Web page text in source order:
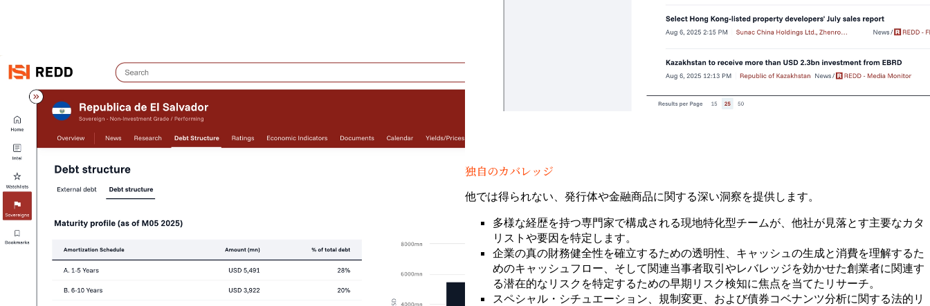
独自のカバレッジ
他では得られない、発行体や金融商品に関する深い洞察を提供します。
多様な経歴を持つ専門家で構成される現地特化型チームが、他社が見落とす主要なカタ
リストや要因を特定します。
企業の真の財務健全性を確立するための透明性、キャッシュの生成と消費を理解するた
めのキャッシュフロー、そして関連当事者取引やレバレッジを効かせた創業者に関連す
る潜在的なリスクを特定するための早期リスク検知に焦点を当てたリサーチ。
スペシャル・シチュエーション、規制変更、および債券コベナンツ分析に関する法的リ